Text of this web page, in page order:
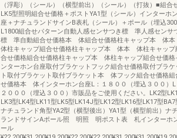
（浮彫）（シール）（横型前出）（シール）（打抜）■組合
LK5型照明組合せ価格＋ポストYA1型（シール）インターホ
座＋ナチュランドサインB表札（シール）＋ポール（埋込300
L1800組合せパターン自動人感センサつき標 準人感センサ
標 準自動組合せ価格本 体組合せ価格柱キャップ本 体
体柱キャップ組合せ価格柱キャップ本 体本 体柱キャップ
合せ価格組合せ価格柱キャップ本 体柱キャップ組合せ価格
ンターホン台座取付ブラケットフック組合せ価格取付ブラケ
ト取付ブラケット取付ブラケット本 体フック組合せ価格組
せ価格本 体インターホン台座L：１８００（埋込３００）L
２０００（埋込３００）市販品をご使用ください。LK2型
LK3型LK4型LK11型LK5型LK14J型LK12型LK16型LK17型BA7
ナチュランド角型YA2型（横型後出）YA1型（横型前出）ナ
ランドサインAポール照 明照 明ポスト表 札インターホ
ール